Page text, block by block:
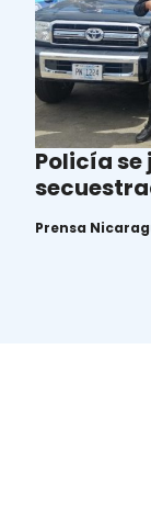
Policía
de los
Prensa